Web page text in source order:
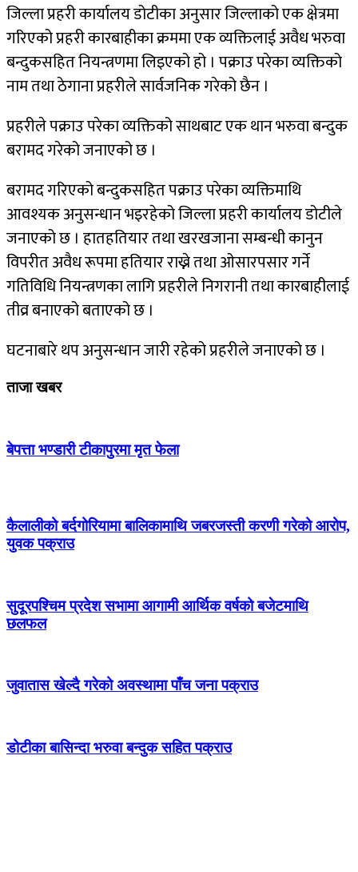
जिल्ला प्रहरी कार्यालय डोटीका अनुसार जिल्लाको एक क्षेत्रमा
गरिएको प्रहरी कारबाहीका क्रममा एक व्यक्तिलाई अवैध भरुवा
बन्दुकसहित नियन्त्रणमा लिइएको हो । पक्राउ परेका व्यक्तिको
नाम तथा ठेगाना प्रहरीले सार्वजनिक गरेको छैन ।
प्रहरीले पक्राउ परेका व्यक्तिको साथबाट एक थान भरुवा बन्दुक
बरामद गरेको जनाएको छ ।
बरामद गरिएको बन्दुकसहित पक्राउ परेका व्यक्तिमाथि
आवश्यक अनुसन्धान भइरहेको जिल्ला प्रहरी कार्यालय डोटीले
जनाएको छ । हातहतियार तथा खरखजाना सम्बन्धी कानुन
विपरीत अवैध रूपमा हतियार राख्ने तथा ओसारपसार गर्ने
गतिविधि नियन्त्रणका लागि प्रहरीले निगरानी तथा कारबाहीलाई
तीव्र बनाएको बताएको छ ।
घटनाबारे थप अनुसन्धान जारी रहेको प्रहरीले जनाएको छ ।
ताजा खबर
बेपत्ता भण्डारी टीकापुरमा मृत फेला
कैलालीको बर्दगोरियामा बालिकामाथि जबरजस्ती करणी गरेको आरोप,
युवक पक्राउ
सुदूरपश्चिम प्रदेश सभामा आगामी आर्थिक वर्षको बजेटमाथि
छलफल
जुवातास खेल्दै गरेको अवस्थामा पाँच जना पक्राउ
डोटीका बासिन्दा भरुवा बन्दुक सहित पक्राउ